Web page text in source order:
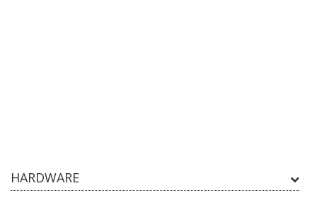
HARDWARE